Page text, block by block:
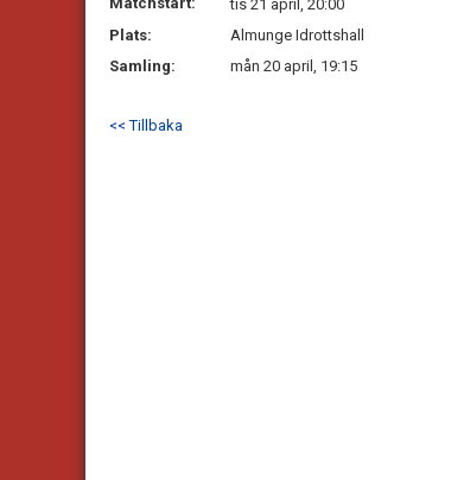
tis 21 april, 20:00
Plats:
Almunge Idrottshall
Samling:
mån 20 april, 19:15
<< Tillbaka